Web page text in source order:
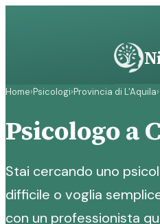
Home›Psicologi›Provincia di L'Aquila›
Psicologo a
Stai cercando uno
difficile o voglia
con un professionista